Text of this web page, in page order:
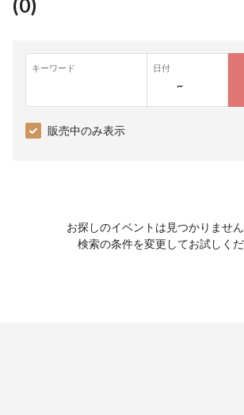
(0)
キーワード 日付
~
販売中のみ表示
お探しのイベントは見つかりません
検索の条件を変更してお試しくだ